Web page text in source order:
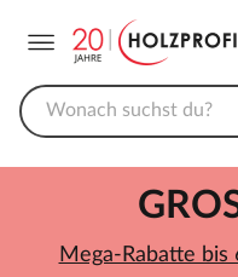
Mega-Rabatte bis